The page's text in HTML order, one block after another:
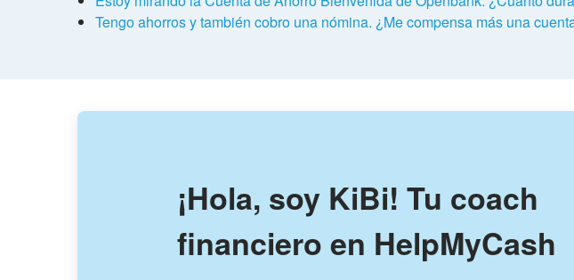
Tengo ahorros y también cobro una nómina. ¿Me compensa más una
¡Hola, soy KiBi! Tu coach
financiero en HelpMyCash